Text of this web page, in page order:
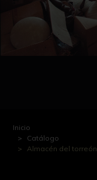
Inicio
Catálogo
Almacén del torreón